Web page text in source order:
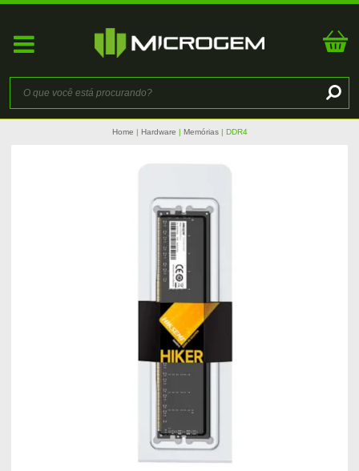
Home Hardware Memórias DDR4